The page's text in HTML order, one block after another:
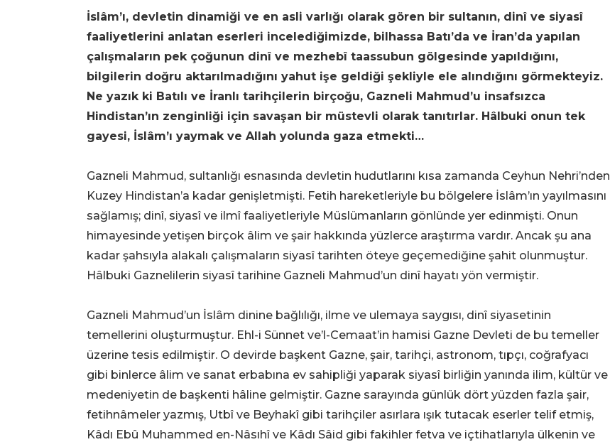
İslâm’ı, devletin dinamiği ve en asli varlığı olarak gören bir sultanın, dinî ve siyasî
faaliyetlerini anlatan eserleri incelediğimizde, bilhassa Batı’da ve İran’da yapılan
çalışmaların pek çoğunun dinî ve mezhebî taassubun gölgesinde yapıldığını,
bilgilerin doğru aktarılmadığını yahut işe geldiği şekliyle ele alındığını görmekteyiz.
Ne yazık ki Batılı ve İranlı tarihçilerin birçoğu, Gazneli Mahmud’u insafsızca
Hindistan’ın zenginliği için savaşan bir müstevli olarak tanıtırlar. Hâlbuki onun tek
gayesi, İslâm’ı yaymak ve Allah yolunda gaza etmekti…
Gazneli Mahmud, sultanlığı esnasında devletin hudutlarını kısa zamanda Ceyhun Nehri’nden
Kuzey Hindistan’a kadar genişletmişti. Fetih hareketleriyle bu bölgelere İslâm’ın yayılmasını
sağlamış; dinî, siyasî ve ilmî faaliyetleriyle Müslümanların gönlünde yer edinmişti. Onun
himayesinde yetişen birçok âlim ve şair hakkında yüzlerce araştırma vardır. Ancak şu ana
kadar şahsıyla alakalı çalışmaların siyasî tarihten öteye geçemediğine şahit olunmuştur.
Hâlbuki Gaznelilerin siyasî tarihine Gazneli Mahmud’un dinî hayatı yön vermiştir.
Gazneli Mahmud’un İslâm dinine bağlılığı, ilme ve ulemaya saygısı, dinî siyasetinin
temellerini oluşturmuştur. Ehl-i Sünnet ve’l-Cemaat’in hamisi Gazne Devleti de bu temeller
üzerine tesis edilmiştir. O devirde başkent Gazne, şair, tarihçi, astronom, tıpçı, coğrafyacı
gibi binlerce âlim ve sanat erbabına ev sahipliği yaparak siyasî birliğin yanında ilim, kültür ve
medeniyetin de başkenti hâline gelmiştir. Gazne sarayında günlük dört yüzden fazla şair,
fetihnâmeler yazmış, Utbî ve Beyhakî gibi tarihçiler asırlara ışık tutacak eserler telif etmiş,
Kâdı Ebû Muhammed en-Nâsıhî ve Kâdı Sâid gibi fakihler fetva ve içtihatlarıyla ülkenin ve